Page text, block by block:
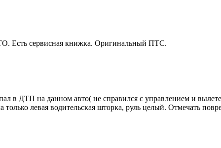
Есть сервисная книжка. Оригинальный ПТС.
в ДТП на данном авто( не справился с управлением и
только левая водительская шторка, руль целый. Отмечать